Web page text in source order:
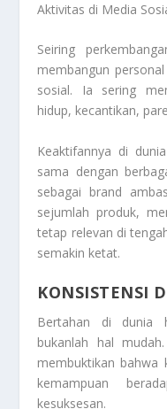
Aktivitas di Media
Seiring
membangun
sosial. Ia sering
hidup, kecantikan,
Keaktifannya di
sama dengan
sebagai brand
sejumlah produk,
tetap relevan di
semakin ketat.
KONSISTENSI
Bertahan di dunia
bukanlah hal
membuktikan bahwa
kemampuan
kesuksesan.